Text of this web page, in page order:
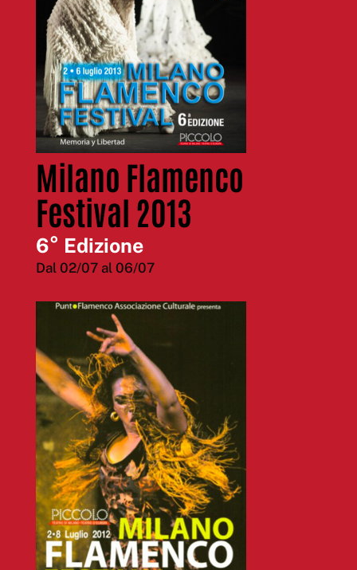
Milano Flamenco
Festival 2013
6° Edizione
Dal 02/07 al 06/07